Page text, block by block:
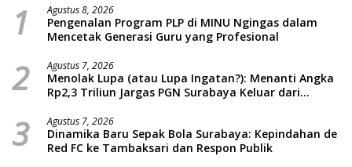
1 Agustus 8, 2026
Pengenalan Program PLP di MINU Ngingas dalam
Mencetak Generasi Guru yang Profesional
2 Agustus 7, 2026
Menolak Lupa (atau Lupa Ingatan?): Menanti Angka
Rp2,3 Triliun Jargas PGN Surabaya Keluar dari
3 Agustus 7, 2026
Dinamika Baru Sepak Bola Surabaya: Kepindahan de
Red FC ke Tambaksari dan Respon Publik